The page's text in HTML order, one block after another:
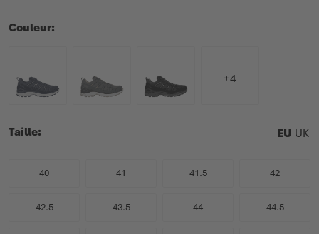
Couleur
+4
Taille EU UK
40 41 41.5 42
42.5 43.5 44 44.5